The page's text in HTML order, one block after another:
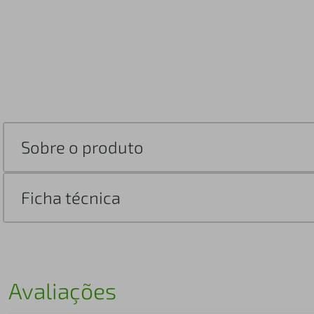
Sobre o produto
Ficha técnica
Avaliações